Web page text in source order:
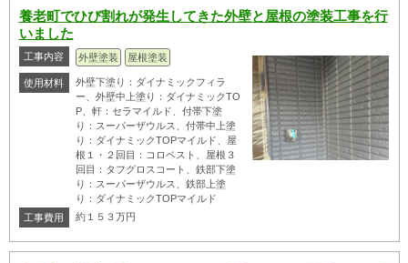
養老町でひび割れが発生してきた外壁と屋根の塗装工事を行
いました
工事内容 外壁塗装 屋根塗装
使用材料
外壁下塗り：ダイナミックフィラ
ー、外壁中上塗り：ダイナミックTO
P、軒：セラマイルド、付帯下塗
り：スーパーザウルス、付帯中上塗
り：ダイナミックTOPマイルド、屋
根１・２回目：コロベスト、屋根３
回目：タフグロスコート、鉄部下塗
り：スーパーザウルス、鉄部上塗
り：ダイナミックTOPマイルド
工事費用
約１５３万円